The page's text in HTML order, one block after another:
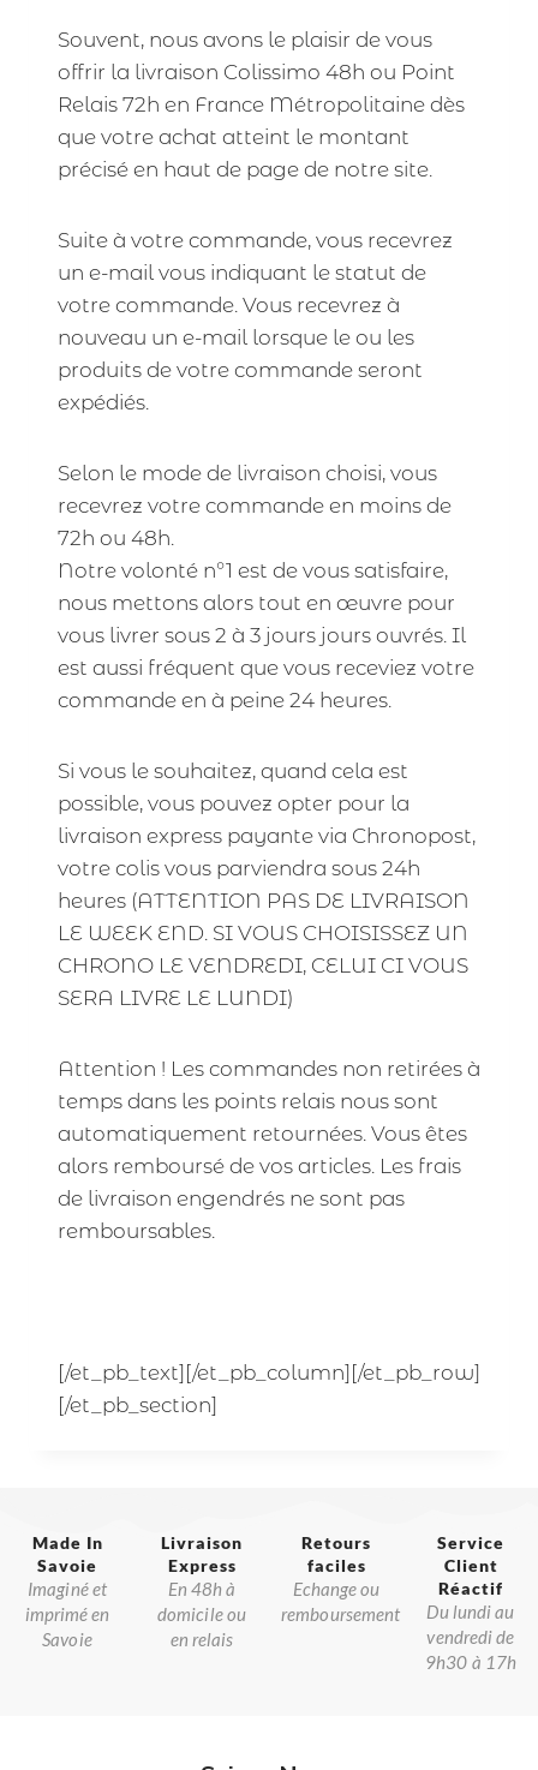
Souvent, nous avons le plaisir de vous
offrir la livraison Colissimo 48h ou Point
Relais 72h en France Métropolitaine dès
que votre achat atteint le montant
précisé en haut de page de notre site.
Suite à votre commande, vous recevrez
un e-mail vous indiquant le statut de
votre commande. Vous recevrez à
nouveau un e-mail lorsque le ou les
produits de votre commande seront
expédiés.
Selon le mode de livraison choisi, vous
recevrez votre commande en moins de
72h ou 48h.
Notre volonté n°1 est de vous satisfaire,
nous mettons alors tout en œuvre pour
vous livrer sous 2 à 3 jours jours ouvrés. Il
est aussi fréquent que vous receviez votre
commande en à peine 24 heures.
Si vous le souhaitez, quand cela est
possible, vous pouvez opter pour la
livraison express payante via Chronopost,
votre colis vous parviendra sous 24h
heures (ATTENTION PAS DE LIVRAISON
LE WEEK END. SI VOUS CHOISISSEZ UN
CHRONO LE VENDREDI, CELUI CI VOUS
SERA LIVRE LE LUNDI)
Attention ! Les commandes non retirées à
temps dans les points relais nous sont
automatiquement retournées. Vous êtes
alors remboursé de vos articles. Les frais
de livraison engendrés ne sont pas
remboursables.
[/et_pb_text][/et_pb_column][/et_pb_row]
[/et_pb_section]
Made In
Savoie​
Imaginé et
imprimé en
Savoie
Livraison
Express
En 48h à
domicile ou
en relais
Retours
faciles
Echange ou
remboursement
Service
Client
Réactif​
Du lundi au
vendredi de
9h30 à 17h